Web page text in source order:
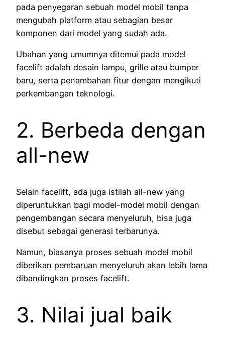
pada penyegaran sebuah model mobil tanpa
mengubah platform atau sebagian besar
komponen dari model yang sudah ada.
Ubahan yang umumnya ditemui pada model
facelift adalah desain lampu, grille atau bumper
baru, serta penambahan fitur dengan mengikuti
perkembangan teknologi.
2. Berbeda dengan
all-new
Selain facelift, ada juga istilah all-new yang
diperuntukkan bagi model-model mobil dengan
pengembangan secara menyeluruh, bisa juga
disebut sebagai generasi terbarunya.
Namun, biasanya proses sebuah model mobil
diberikan pembaruan menyeluruh akan lebih lama
dibandingkan proses facelift.
3. Nilai jual baik